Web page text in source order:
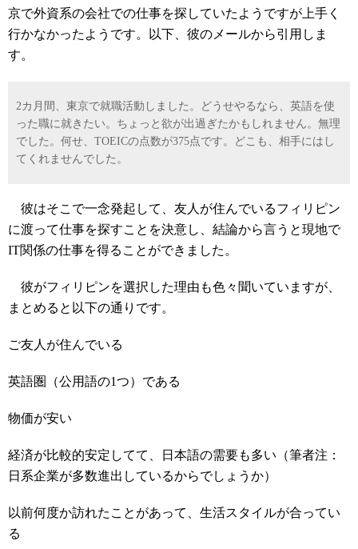
京で外資系の会社での仕事を探していたようですが上手く
行かなかったようです。以下、彼のメールから引用しま
す。
2カ月間、東京で就職活動しました。どうせやるなら、英語を使
った職に就きたい。ちょっと欲が出過ぎたかもしれません。無理
でした。何せ、TOEICの点数が375点です。どこも、相手にはし
てくれませんでした。
彼はそこで一念発起して、友人が住んでいるフィリピン
に渡って仕事を探すことを決意し、結論から言うと現地で
IT関係の仕事を得ることができました。
彼がフィリピンを選択した理由も色々聞いていますが、
まとめると以下の通りです。
ご友人が住んでいる
英語圏（公用語の1つ）である
物価が安い
経済が比較的安定してて、日本語の需要も多い（筆者注：
日系企業が多数進出しているからでしょうか）
以前何度か訪れたことがあって、生活スタイルが合ってい
る